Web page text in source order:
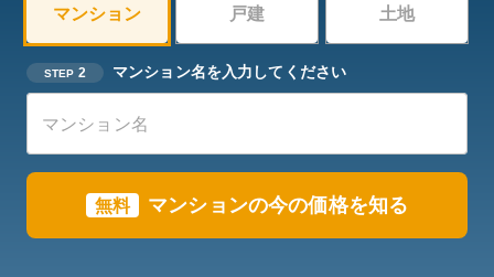
マンション 戸建 土地
STEP 2 マンション名を入力してください
無料 マンションの今の価格を知る